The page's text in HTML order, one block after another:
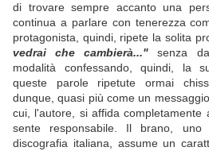
di trovare sempre accanto una
continua a parlare con tenerezza
protagonista, quindi, ripete la solita
vedrai che cambierà..." senza
modalità confessando, quindi, la
queste parole ripetute ormai
dunque, quasi più come un
cui, l'autore, si affida
sente responsabile. Il brano,
discografia italiana, assume un